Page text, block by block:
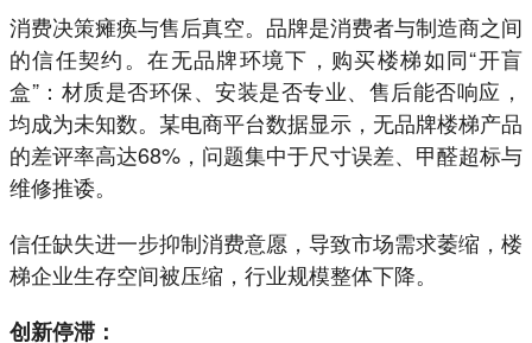
消费决策瘫痪与售后真空。品牌是消费者与制造商之间
的信任契约。在无品牌环境下，购买楼梯如同“开盲
盒”：材质是否环保、安装是否专业、售后能否响应，
均成为未知数。某电商平台数据显示，无品牌楼梯产品
的差评率高达68%，问题集中于尺寸误差、甲醛超标与
维修推诿。
信任缺失进一步抑制消费意愿，导致市场需求萎缩，楼
梯企业生存空间被压缩，行业规模整体下降。
创新停滞：